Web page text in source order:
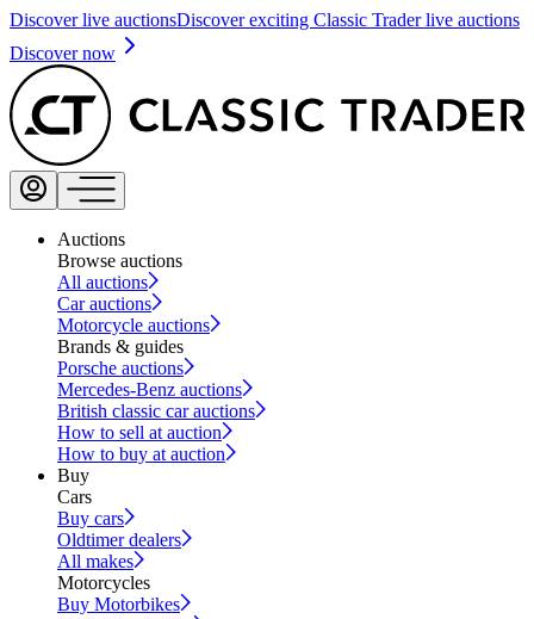
Discover live auctionsDiscover exciting Classic Trader live auctions
Discover now
Auctions
Browse auctions
All auctions
Car auctions
Motorcycle auctions
Brands & guides
Porsche auctions
Mercedes-Benz auctions
British classic car auctions
How to sell at auction
How to buy at auction
Buy
Cars
Buy cars
Oldtimer dealers
All makes
Motorcycles
Buy Motorbikes